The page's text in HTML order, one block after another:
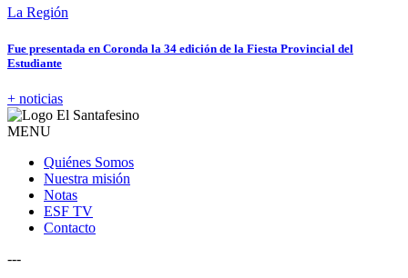
La Región
Fue presentada en Coronda la 34 edición de la Fiesta Provincial del
Estudiante
+ noticias
MENU
Quiénes Somos
Nuestra misión
Notas
ESF TV
Contacto
---